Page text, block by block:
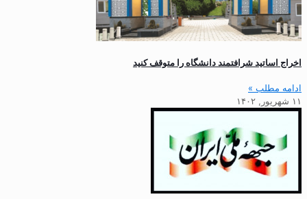
اخراج اساتید شرافتمند دانشگاه را متوقف کنید
ادامه مطلب »
۱۱ شهریور, ۱۴۰۲